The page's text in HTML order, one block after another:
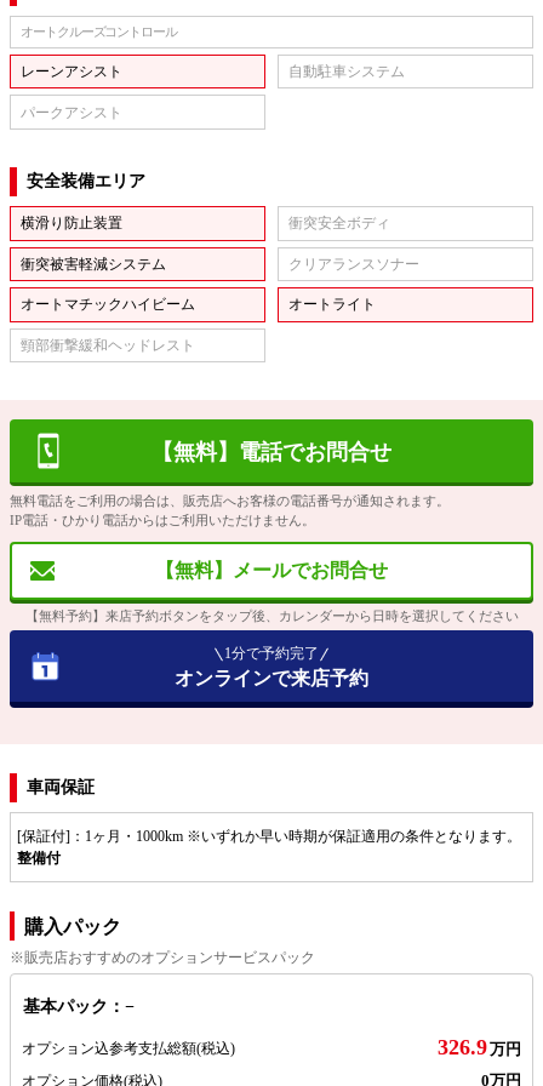
オートクルーズコントロール
レーンアシスト 自動駐車システム
パークアシスト
安全装備エリア
横滑り防止装置 衝突安全ボディ
衝突被害軽減システム クリアランスソナー
オートマチックハイビーム オートライト
頸部衝撃緩和ヘッドレスト
【無料】電話でお問合せ
無料電話をご利用の場合は、販売店へお客様の電話番号が通知されます。
IP電話・ひかり電話からはご利用いただけません。
【無料】メールでお問合せ
【無料予約】来店予約ボタンをタップ後、カレンダーから日時を選択してください
1分で予約完了
オンラインで来店予約
車両保証
[保証付]：1ヶ月・1000km ※いずれか早い時期が保証適用の条件となります。
整備付
購入パック
※販売店おすすめのオプションサービスパック
基本パック：−
オプション込参考支払総額(税込) 326.9万円
オプション価格(税込) 0万円